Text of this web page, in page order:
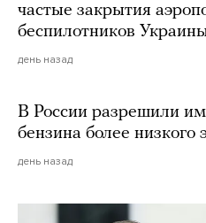
частые закрытия
беспилотников
день назад
В России разрешили
бензина более низкого
день назад